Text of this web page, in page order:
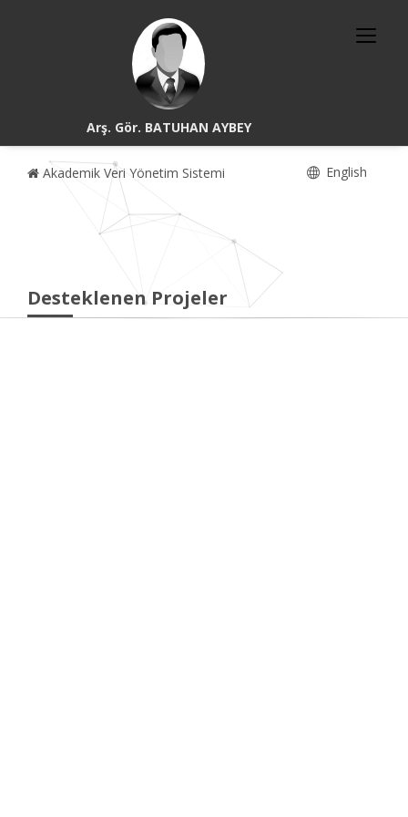
Arş. Gör. BATUHAN AYBEY
Akademik Veri Yönetim Sistemi English
Desteklenen Projeler